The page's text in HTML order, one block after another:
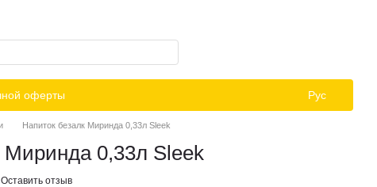
оферты Рус
Напиток безалк Миринда 0,33л Sleek
Миринда 0,33л Sleek
Оставить отзыв